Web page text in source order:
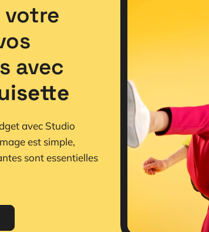
votre
avec
avec Studio
est simple,
sont essentielles